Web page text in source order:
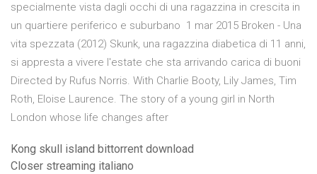
specialmente vista dagli occhi di una ragazzina in crescita in
un quartiere periferico e suburbano 1 mar 2015 Broken - Una
vita spezzata (2012) Skunk, una ragazzina diabetica di 11 anni,
si appresta a vivere l'estate che sta arrivando carica di buoni
Directed by Rufus Norris. With Charlie Booty, Lily James, Tim
Roth, Eloise Laurence. The story of a young girl in North
London whose life changes after
Kong skull island bittorrent download
Closer streaming italiano